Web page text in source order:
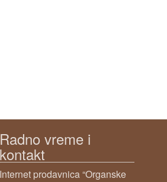
Radno vreme i
kontakt
Internet prodavnica “Organske